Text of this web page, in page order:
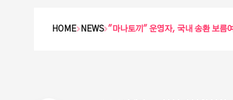
HOME NEWS "마나토끼" 운영자, 국내 송환 보름